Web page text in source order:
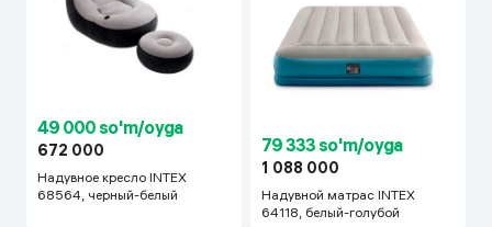
49 000 so'm/oyga
672 000
Надувное кресло INTEX
68564, черный-белый
79 333 so'm/oyga
1 088 000
Надувной матрас INTEX
64118, белый-голубой